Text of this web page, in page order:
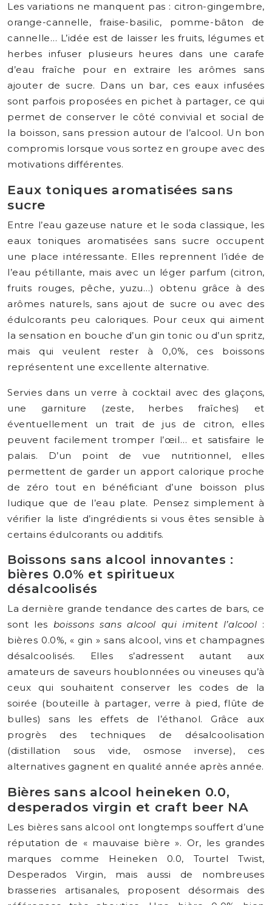
Les variations ne manquent pas : citron-gingembre,
orange-cannelle, fraise-basilic, pomme-bâton de
cannelle… L’idée est de laisser les fruits, légumes et
herbes infuser plusieurs heures dans une carafe
d’eau fraîche pour en extraire les arômes sans
ajouter de sucre. Dans un bar, ces eaux infusées
sont parfois proposées en pichet à partager, ce qui
permet de conserver le côté convivial et social de
la boisson, sans pression autour de l’alcool. Un bon
compromis lorsque vous sortez en groupe avec des
motivations différentes.
Eaux toniques aromatisées sans
sucre
Entre l’eau gazeuse nature et le soda classique, les
eaux toniques aromatisées sans sucre occupent
une place intéressante. Elles reprennent l’idée de
l’eau pétillante, mais avec un léger parfum (citron,
fruits rouges, pêche, yuzu…) obtenu grâce à des
arômes naturels, sans ajout de sucre ou avec des
édulcorants peu caloriques. Pour ceux qui aiment
la sensation en bouche d’un gin tonic ou d’un spritz,
mais qui veulent rester à 0,0%, ces boissons
représentent une excellente alternative.
Servies dans un verre à cocktail avec des glaçons,
une garniture (zeste, herbes fraîches) et
éventuellement un trait de jus de citron, elles
peuvent facilement tromper l’œil… et satisfaire le
palais. D’un point de vue nutritionnel, elles
permettent de garder un apport calorique proche
de zéro tout en bénéficiant d’une boisson plus
ludique que de l’eau plate. Pensez simplement à
vérifier la liste d’ingrédients si vous êtes sensible à
certains édulcorants ou additifs.
Boissons sans alcool innovantes :
bières 0.0% et spiritueux
désalcoolisés
La dernière grande tendance des cartes de bars, ce
sont les boissons sans alcool qui imitent l’alcool :
bières 0.0%, « gin » sans alcool, vins et champagnes
désalcoolisés. Elles s’adressent autant aux
amateurs de saveurs houblonnées ou vineuses qu’à
ceux qui souhaitent conserver les codes de la
soirée (bouteille à partager, verre à pied, flûte de
bulles) sans les effets de l’éthanol. Grâce aux
progrès des techniques de désalcoolisation
(distillation sous vide, osmose inverse), ces
alternatives gagnent en qualité année après année.
Bières sans alcool heineken 0.0,
desperados virgin et craft beer NA
Les bières sans alcool ont longtemps souffert d’une
réputation de « mauvaise bière ». Or, les grandes
marques comme Heineken 0.0, Tourtel Twist,
Desperados Virgin, mais aussi de nombreuses
brasseries artisanales, proposent désormais des